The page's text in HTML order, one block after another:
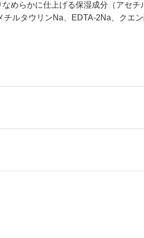
めらかに仕上げる保湿成分（アセ
チルタウリンNa、EDTA-2Na、クエ